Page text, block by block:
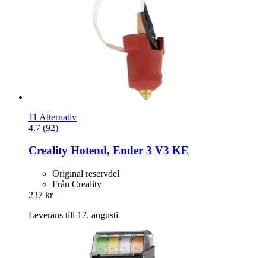
11 Alternativ
4.7 (92)
Creality Hotend, Ender 3 V3 KE
Original reservdel
Från Creality
237 kr
Leverans till 17. augusti